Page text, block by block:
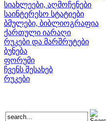
სიახლეები, აღმოჩენები
საინტერესო სტატიები
ბმულები, ბიბლიოგრაფია
ქართული იარაღი
რუკები და მარშრუტები
ბუნება
ფორუმი
ჩვენს შესახებ
რუკები